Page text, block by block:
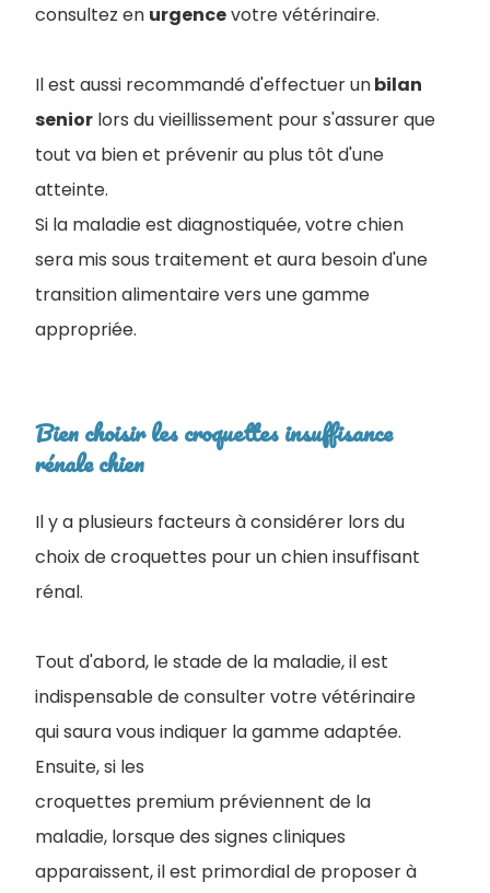
consultez en urgencevotre vétérinaire.
Il est aussi recommandé d'effectuer unbilan
senior lors du vieillissement pour s'assurer que
tout va bien et prévenir au plus tôt d'une
atteinte.
Si la maladie est diagnostiquée, votre chien
sera mis sous traitement et aura besoin d'une
transition alimentaire vers une gamme
appropriée.
Bien choisir les croquettes insuffisance
rénale chien
Il y a plusieurs facteurs à considérer lors du
choix de croquettes pour un chien insuffisant
rénal.
Tout d'abord, le stade de la maladie, il est
indispensable de consulter votre vétérinaire
qui saura vous indiquer la gamme adaptée.
Ensuite, si les
croquettes premium préviennent de la
maladie, lorsque des signes cliniques
apparaissent, il est primordial de proposer à